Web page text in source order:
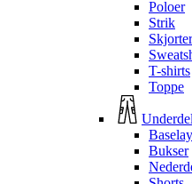
Poloer
Strik
Skjorter
T-shirts
Toppe
Bukser